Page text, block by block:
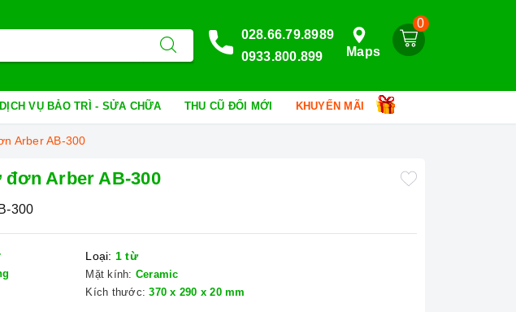
0
Maps
028.66.79.8989
0933.800.899
DỊCH VỤ BẢO TRÌ - SỬA CHỮA THU CŨ ĐỔI MỚI KHUYẾN MÃI
Arber AB-300
đơn Arber AB-300
300
Loại: 1 từ
Mặt kính: Ceramic
Kích thước: 370 x 290 x 20 mm